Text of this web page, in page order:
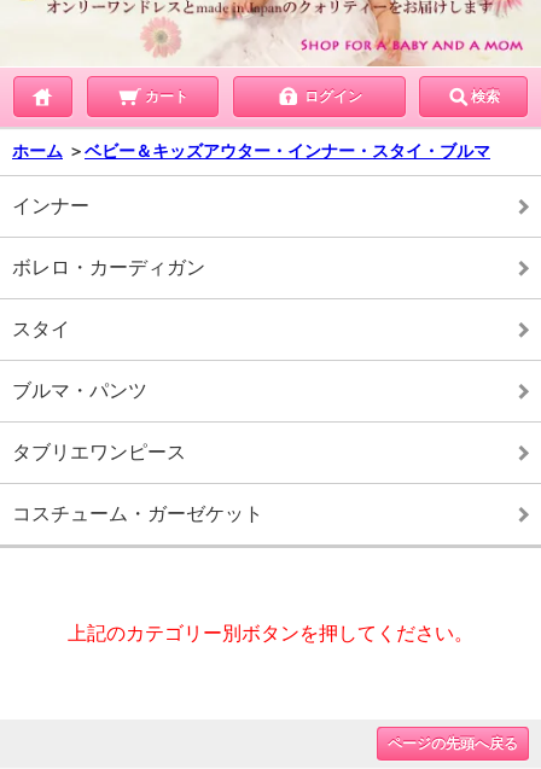
カート ログイン 検索
ホーム ＞ベビー＆キッズアウター・インナー・スタイ・ブルマ
インナー
ボレロ・カーディガン
スタイ
ブルマ・パンツ
タブリエワンピース
コスチューム・ガーゼケット
上記のカテゴリー別ボタンを押してください。
ページの先頭へ戻る